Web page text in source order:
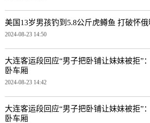
美国13岁男孩钓到5.8公斤虎鳟鱼 打破怀
2024-08-23 14:50
大连客运段回应“男子把卧铺让妹妹被拒”
卧车厢
2024-08-23 14:42
大连客运段回应“男子把卧铺让妹妹被拒”
卧车厢